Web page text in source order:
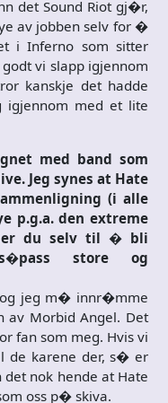
det Sound Riot gj�r,
av jobben selv for �
i Inferno som sitter
vi slapp igjennom
kanskje det hadde
med et lite
med band som
Jeg synes at Hate
(i alle
p.g.a. den extreme
du selv til � bli
store og
jeg m� innr�mme
av Morbid Angel. Det
fan som meg. Hvis vi
de karene der, s� er
nok hende at Hate
oss p� skiva.